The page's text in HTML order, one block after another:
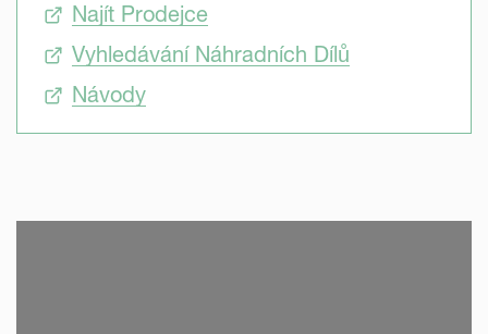
Najít Prodejce
Vyhledávání Náhradních Dílů
Návody